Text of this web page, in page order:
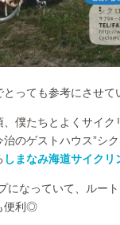
っても参考にさせて
僕たちとよくサイク
のゲストハウス”シ
しまなみ海道サイクリ
になっていて、ルー
便利◎